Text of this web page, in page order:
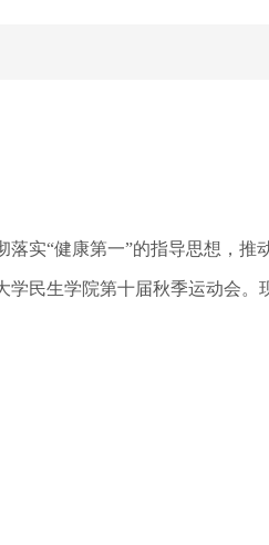
“健康第一”的指导思想，推动
学民生学院第十届秋季运动会